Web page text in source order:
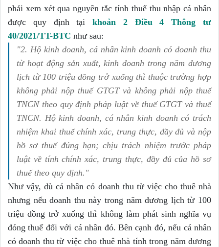
phải xem xét qua nguyên tắc tính thuế thu nhập cá nhân
được quy định tạikhoản 2 Điều 4 Thông tư
40/2021/TT-BTC như sau:
"2. Hộ kinh doanh, cá nhân kinh doanh có doanh thu
từ hoạt động sản xuất, kinh doanh trong năm dương
lịch từ 100 triệu đồng trở xuống thì thuộc trường hợp
không phải nộp thuế GTGT và không phải nộp thuế
TNCN theo quy định pháp luật về thuế GTGT và thuế
TNCN. Hộ kinh doanh, cá nhân kinh doanh có trách
nhiệm khai thuế chính xác, trung thực, đầy đủ và nộp
hồ sơ thuế đúng hạn; chịu trách nhiệm trước pháp
luật về tính chính xác, trung thực, đầy đủ của hồ sơ
thuế theo quy định."
Như vậy, dù cá nhân có doanh thu từ việc cho thuê nhà
nhưng nếu doanh thu này trong năm dương lịch từ 100
triệu đồng trở xuống thì không làm phát sinh nghĩa vụ
đóng thuế đối với cá nhân đó. Bên cạnh đó, nếu cá nhân
có doanh thu từ việc cho thuê nhà tính trong năm dương